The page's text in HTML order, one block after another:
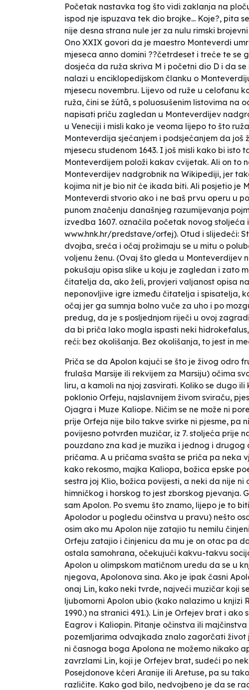
Početak nastavka tog što vidi zaklanja na
ispod nje ispuzava tek dio brojke... Koje?, pita
nije desna strana nule jer za nulu rimski
Ono XXIX govori da je maestro Monteverdi
mjeseca anno domini ??četrdeset i treće te se
dosjeća da ruža skriva M i početni dio D i da
nalazi u enciklopedijskom članku o
mjesecu novembru. Lijevo od ruže u celofanu
ruža, čini se žútā, s poluosušenim listovima na
napisati priču zagledan u Monteverdijev
u Veneciji i misli kako je veoma lijepo to što
Monteverdija sjećanjem i podsjećanjem da još
mjesecu studenom 1643. I još misli kako bi isto
Monteverdijem položi kakav cvijetak. Ali on to
Monteverdijev nadgrobnik na Wikipediji, jer
kojima nit je bio nit će ikada biti. Ali posjetio je
Monteverdi stvorio ako i ne baš prvu operu u
punom značenju današnjeg razumijevanja
izvedba 1607. označila početak novog stoljeća
www.hnk.hr/predstave/orfej). Otud i slijedeći:
dvojba, sreća i očaj prožimaju se u mitu o
voljenu ženu. (Ovaj što gleda u Monteverdijev
pokušaju opisa slike u koju je zagledan i zato
čitatelja da, ako želi, provjeri valjanost opisa na
neponovljive igre između čitatelja i spisatelja,
očaj jer ga sumnja bolno vuče za uho i po
predug, da je s posljednjom riječi u ovoj
da bi priča lako mogla ispasti neki
reći: bez okolišanja. Bez okolišanja, to jest in
Priča se da Apolon kajući se što je živog odro
frulaša Marsije ili rekvijem za Marsiju) očima
liru, a kamoli na njoj zasvirati. Koliko se dugo
poklonio Orfeju, najslavnijem živom sviraču,
Ojagra i Muze Kaliope. Ničim se ne može ni
prije Orfeja nije bilo takve svirke ni pjesme, pa
povijesno potvrđen muzičar, iz 7. stoljeća prije
pouzdano zna kad je muzika i jednog i
pričama. A u pričama svašta se priča pa neka
kako rekosmo, majka Kaliopa, božica epske
sestra joj Klio, božica povijesti, a neki da nije ni
himničkog i horskog to jest zborskog pjevanja.
sam Apolon. Po svemu što znamo, lijepo je to
Apolodor u pogledu očinstva u pravu) nešto
osim ako mu Apolon nije zatajio tu nemilu
Orfeju zatajio i činjenicu da mu je on otac pa
ostala samohrana, očekujući kakvu-takvu
Apolon u olimpskom matičnom uredu da se u
njegova, Apolonova sina. Ako je ipak časni
onaj Lin, kako neki tvrde, najveći muzičar koji
ljubomorni Apolon ubio (kako nalazimo u knjizi
1990.) na stranici 491.). Lin je Orfejev brat i
Eagrov i Kaliopin. Pitanje očinstva ili
pozemljarima odvajkada znalo zagorčati život
ni časnoga boga Apolona ne možemo nikako
zavrzlami Lin, koji je Orfejev brat, sudeći po
Posejdonove kćeri Aranije ili Aretuse, pa su
različite. Kako god bilo, nedvojbeno je da se